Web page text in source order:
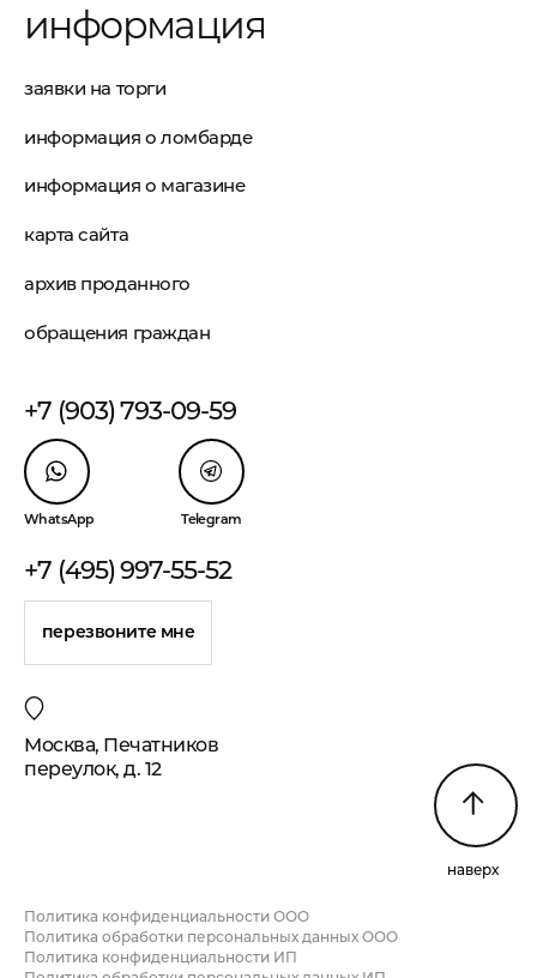
информация
заявки на торги
информация о ломбарде
информация о магазине
карта сайта
архив проданного
обращения граждан
+7 (903) 793-09-59
WhatsApp Telegram
+7 (495) 997-55-52
перезвоните мне
Москва, Печатников
переулок, д. 12
наверх
Политика конфиденциальности ООО
Политика обработки персональных данных ООО
Политика конфиденциальности ИП